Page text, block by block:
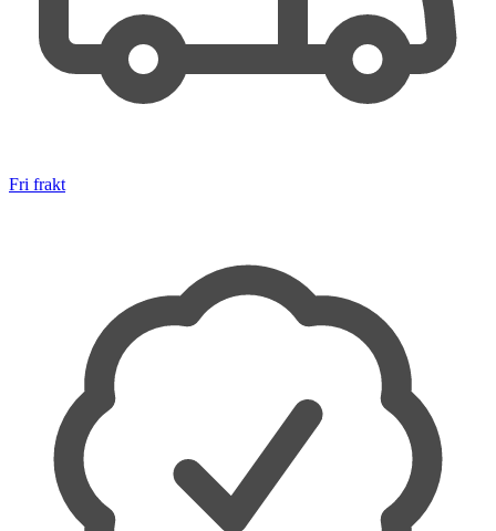
Fri frakt